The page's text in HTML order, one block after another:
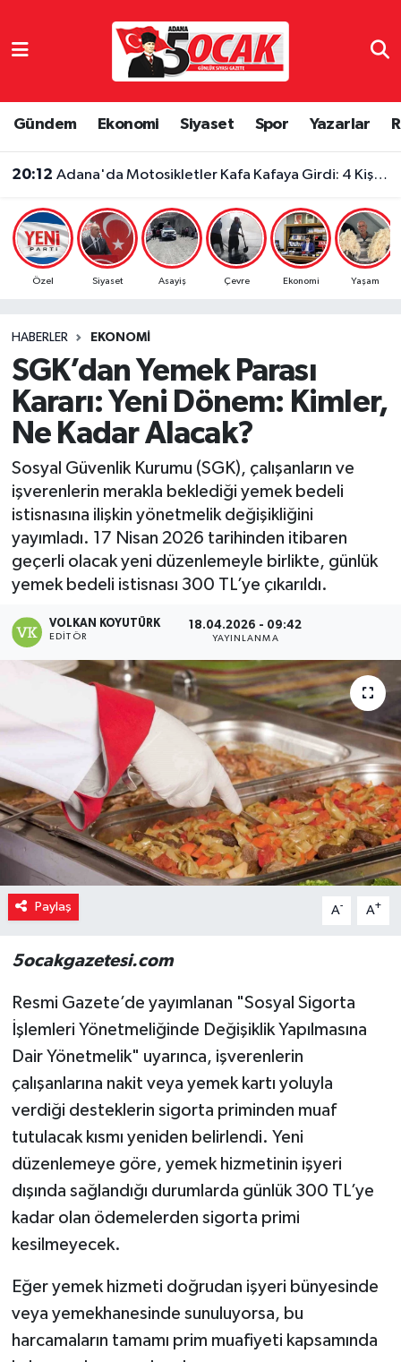
Gündem Ekonomi Siyaset Spor Yazarlar
20:12 Adana'da Motosikletler Kafa Kafaya Girdi: 4 Kişi Yaralandı
Özel Siyaset Asayiş Çevre Ekonomi Yaşam
HABERLER EKONOMI
SGK’dan Yemek Parası
Kararı: Yeni Dönem: Kimler,
Ne Kadar Alacak?
Sosyal Güvenlik Kurumu (SGK), çalışanların ve
işverenlerin merakla beklediği yemek bedeli
istisnasına ilişkin yönetmelik değişikliğini
yayımladı. 17 Nisan 2026 tarihinden itibaren
geçerli olacak yeni düzenlemeyle birlikte, günlük
yemek bedeli istisnası 300 TL’ye çıkarıldı.
VOLKAN KOYUTÜRK
EDITÖR
18.04.2026 - 09:42
YAYINLANMA
Paylaş A- A+
5ocakgazetesi.com
Resmi Gazete’de yayımlanan "Sosyal Sigorta
İşlemleri Yönetmeliğinde Değişiklik Yapılmasına
Dair Yönetmelik" uyarınca, işverenlerin
çalışanlarına nakit veya yemek kartı yoluyla
verdiği desteklerin sigorta priminden muaf
tutulacak kısmı yeniden belirlendi. Yeni
düzenlemeye göre, yemek hizmetinin işyeri
dışında sağlandığı durumlarda günlük 300 TL’ye
kadar olan ödemelerden sigorta primi
kesilmeyecek.
Eğer yemek hizmeti doğrudan işyeri bünyesinde
veya yemekhanesinde sunuluyorsa, bu
harcamaların tamamı prim muafiyeti kapsamında
Dünya
Eğitim
Gündem
Haber Reklam
Magazin
Özel
Resmi İlanlar
Sağlık
Siyaset
Spor
Yerel Yönetimler
Yurttan
Adana Nöbetçi Eczaneler
Adana Trafik Yoğunluk Haritası
Süper Lig Puan Durumu ve Fikstür
Son Dakika Haberleri
Haber Arşivi